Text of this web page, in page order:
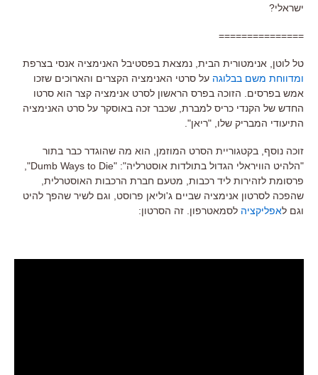
ישראלי?
===============
טל לוטן, אנימטורית הבית, נמצאת בפסטיבל האנימציה אנסי בצרפת
ומדווחת משם בבלוגה על סרטי האנימציה הקצרים והארוכים שזכו
אמש בפרסים. הזוכה בפרס הראשון לסרט אנימציה קצר הוא סרטו
החדש של הקנדי כריס למברת, שכבר זכה באוסקר על סרט האנימציה
התיעודי המבריק שלו, "ריאן".
זוכה נוסף, בקטגוריית הסרט המוזמן, הוא מה שהוגדר כבר בתור
"הלהיט הוויראלי הגדול בתולדות אוסטרליה":
"Dumb Ways to Die",
פרסומת לזהירות ליד רכבות, מטעם חברת הרכבות האוסטרלית,
שהפכה לסרטון אנימציה שביים ג'וליאן פרוסט, וגם לשיר שהפך להיט
וגם לאפליקציה לסמאטרפון. זה הסרטון: